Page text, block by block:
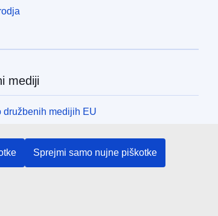
Sprejmi samo nujne piškotke
mediji
družbenih medijih EU
in organi EU